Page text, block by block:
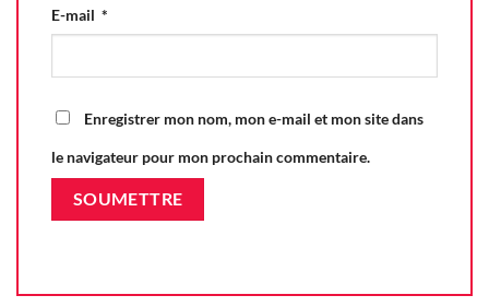
E-mail *
Enregistrer mon nom, mon e-mail et mon site dans
le navigateur pour mon prochain commentaire.